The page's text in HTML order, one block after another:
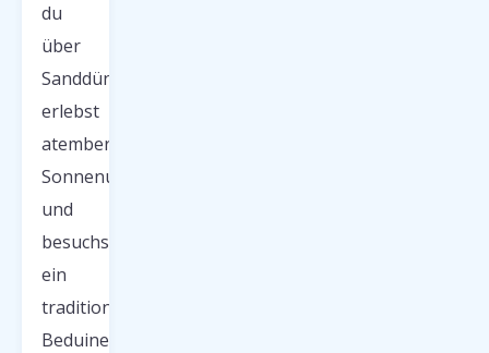
du
über
Sanddünen,
erlebst
atemberaubende
Sonnenuntergänge
und
besuchst
ein
traditionelles
Beduinen-